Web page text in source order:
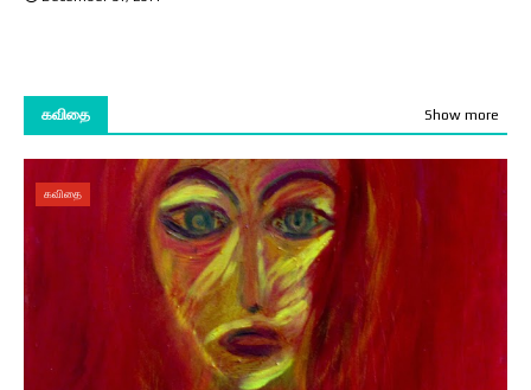
கவிதை Show more
கவிதை